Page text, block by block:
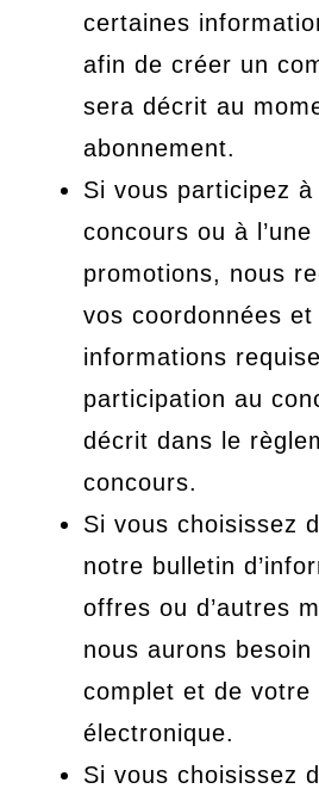
certaines
afin de créer un
sera décrit au
abonnement.
Si vous participez à
concours ou à
promotions, nous
vos coordonnées
informations
participation au
décrit dans le
concours.
Si vous choisissez
notre bulletin
offres ou d’autres
nous aurons
complet et de votre
électronique.
Si vous choisissez